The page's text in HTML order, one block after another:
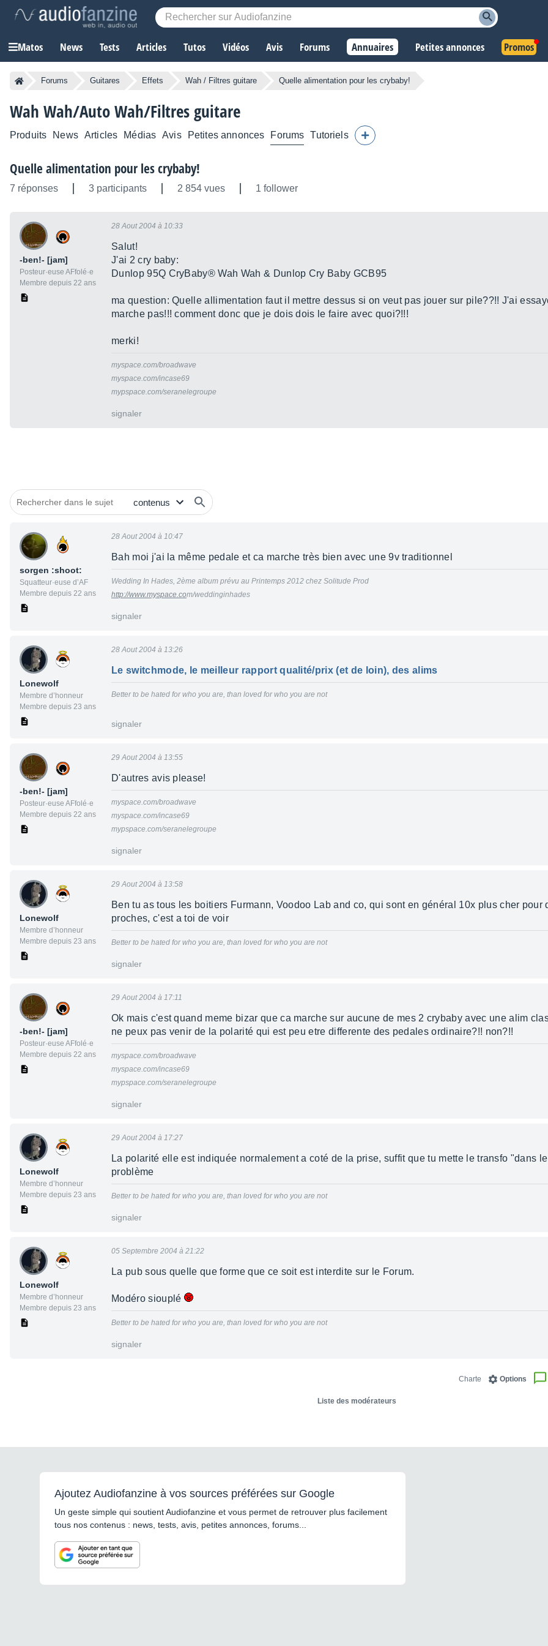
Matos News Tests Articles Tutos Vidéos Avis Forums Annuaires Petites annonces Promos
Forums Guitares Effets Wah / Filtres guitare Quelle alimentation pour les crybaby!
Wah Wah/Auto Wah/Filtres guitare
Produits News Articles Médias Avis Petites annonces Forums Tutoriels
Quelle alimentation pour les crybaby!
7 réponses 3 participants 2 854 vues 1 follower
-ben!- [jam]
Posteur·euse AFfolé·e
Membre depuis 22 ans
28 Aout 2004 à 10:33
Salut!
J'ai 2 cry baby:
Dunlop 95Q CryBaby® Wah Wah & Dunlop Cry Baby GCB95
ma question: Quelle allimentation faut il mettre dessus si on veut pas jouer sur pile??!! J'ai
marche pas!!! comment donc que je dois dois le faire avec quoi?!!!
merki!
myspace.com/broadwave
myspace.com/incase69
mypspace.com/seranelegroupe
signaler
sorgen :shoot:
Squatteur·euse d’AF
Membre depuis 22 ans
28 Aout 2004 à 10:47
Bah moi j'ai la même pedale et ca marche très bien avec une 9v traditionnel
Wedding In Hades, 2ème album prévu au Printemps 2012 chez Solitude Prod
http://www.myspace.com/weddinginhades
signaler
Lonewolf
Membre d’honneur
Membre depuis 23 ans
28 Aout 2004 à 13:26
Le switchmode, le meilleur rapport qualité/prix (et de loin), des alims
Better to be hated for who you are, than loved for who you are not
signaler
-ben!- [jam]
Posteur·euse AFfolé·e
Membre depuis 22 ans
29 Aout 2004 à 13:55
D'autres avis please!
myspace.com/broadwave
myspace.com/incase69
mypspace.com/seranelegroupe
signaler
Lonewolf
Membre d’honneur
Membre depuis 23 ans
29 Aout 2004 à 13:58
Ben tu as tous les boitiers Furmann, Voodoo Lab and co, qui sont en général 10x plus cher pour
proches, c'est a toi de voir
Better to be hated for who you are, than loved for who you are not
signaler
-ben!- [jam]
Posteur·euse AFfolé·e
Membre depuis 22 ans
29 Aout 2004 à 17:11
Ok mais c'est quand meme bizar que ca marche sur aucune de mes 2 crybaby avec une alim
ne peux pas venir de la polarité qui est peu etre differente des pedales ordinaire?!! non?!!
myspace.com/broadwave
myspace.com/incase69
mypspace.com/seranelegroupe
signaler
Lonewolf
Membre d’honneur
Membre depuis 23 ans
29 Aout 2004 à 17:27
La polarité elle est indiquée normalement a coté de la prise, suffit que tu mette le transfo "dans
problème
Better to be hated for who you are, than loved for who you are not
signaler
Lonewolf
Membre d’honneur
Membre depuis 23 ans
05 Septembre 2004 à 21:22
La pub sous quelle que forme que ce soit est interdite sur le Forum.
Modéro siouplé
Better to be hated for who you are, than loved for who you are not
signaler
Options
Charte
Liste des modérateurs
Ajoutez Audiofanzine à vos sources préférées sur Google
Un geste simple qui soutient Audiofanzine et vous permet de retrouver plus facilement
tous nos contenus : news, tests, avis, petites annonces, forums...